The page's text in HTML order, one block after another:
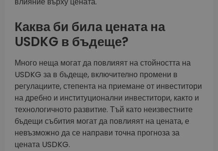
Каква би била цената на
USDKG в бъдеще?
Много неща могат да повлияят на стойността на
USDKG за в бъдеще, включително промени в
регулациите, степента на приемане от инвеститори
на дребно и институционални инвеститори, както и
технологичното развитие. Тъй като неизвестните
бъдещи събития могат да повлияят на цената, е
невъзможно да се направи точна прогноза за
цената USDKG.